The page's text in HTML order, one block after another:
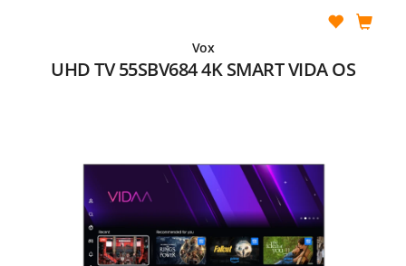
Vox
UHD TV 55SBV684 4K SMART VIDA OS